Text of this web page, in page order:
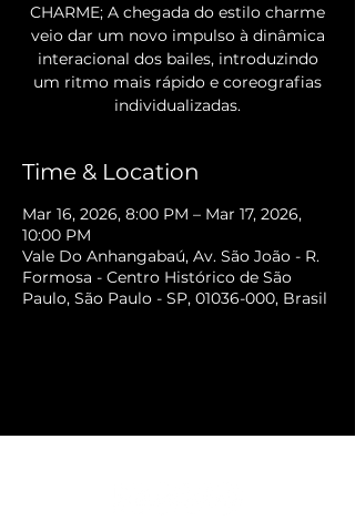
CHARME; A chegada do estilo charme
veio dar um novo impulso à dinâmica
interacional dos bailes, introduzindo
um ritmo mais rápido e coreografias
individualizadas.
Time & Location
Mar 16, 2026, 8:00 PM – Mar 17, 2026,
10:00 PM
Vale Do Anhangabaú, Av. São João - R.
Formosa - Centro Histórico de São
Paulo, São Paulo - SP, 01036-000, Brasil